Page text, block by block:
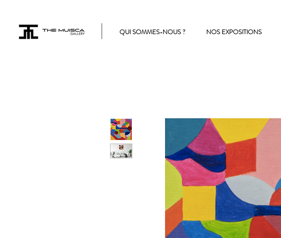
QUI SOMMES-NOUS ? NOS EXPOSITIONS